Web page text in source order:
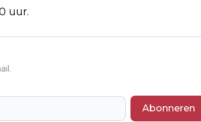
uur.
Abonneren